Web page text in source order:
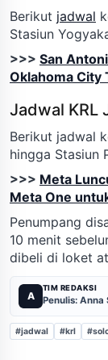
Berikut jadwal
Stasiun
>>> San
Oklahoma City
Jadwal KRL
Berikut jadwal
hingga Stasiun
>>> Meta
Meta One
Penumpang
10 menit
dibeli di loket
A
TIM REDAKSI
Penulis: Anna
#jadwal #krl